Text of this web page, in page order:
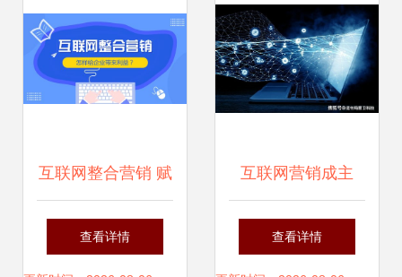
互联网整合营销 赋
能企业销售增长的
查看详情
互联网营销成主
流，诺帝玛厨卫精
查看详情